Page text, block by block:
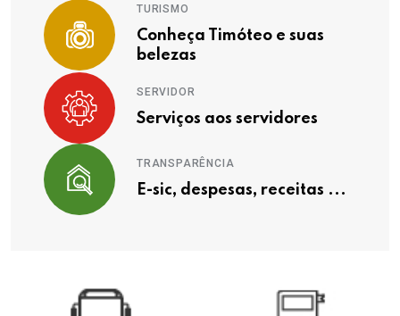
TURISMO
Conheça Timóteo e suas
belezas
SERVIDOR
Serviços aos servidores
TRANSPARÊNCIA
E-sic, despesas, receitas ...